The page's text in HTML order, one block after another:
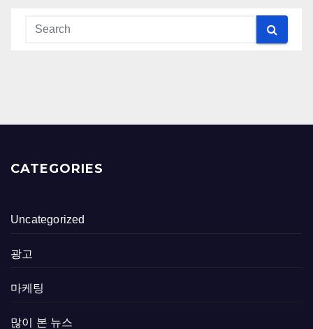
CATEGORIES
Uncategorized
광고
마케팅
많이 본 뉴스